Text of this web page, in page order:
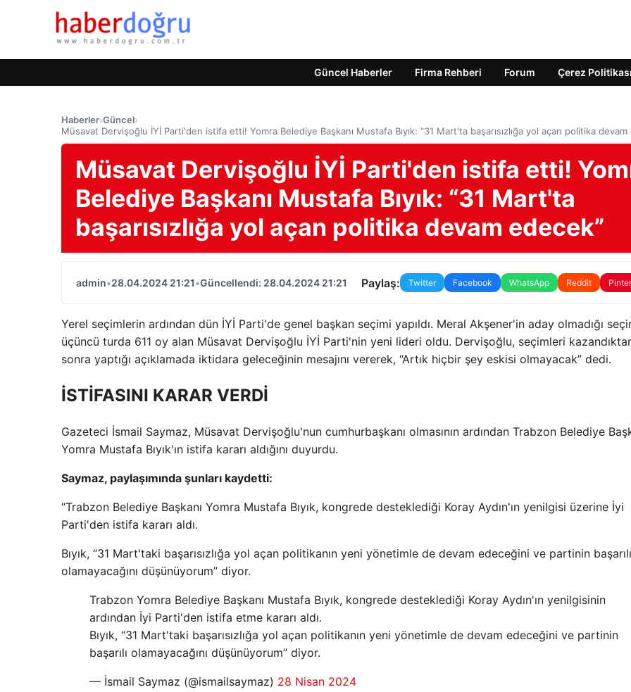
Güncel Haberler Firma Rehberi Forum Çerez Politikası
Haberler›Güncel›
Müsavat Dervişoğlu İYİ Parti'den istifa etti! Yomra Belediye Başkanı Mustafa Bıyık: “31 Mart'ta başarısızlığa yol açan politika devam
Müsavat Dervişoğlu İYİ Parti'den istifa etti!
Belediye Başkanı Mustafa Bıyık: “31 Mart'ta
başarısızlığa yol açan politika devam edecek”
admin•28.04.2024 21:21•Güncellendi: 28.04.2024 21:21 Paylaş: Twitter Facebook WhatsApp Reddit
Yerel seçimlerin ardından dün İYİ Parti'de genel başkan seçimi yapıldı. Meral Akşener'in aday olmadığı
üçüncü turda 611 oy alan Müsavat Dervişoğlu İYİ Parti'nin yeni lideri oldu. Dervişoğlu, seçimleri
sonra yaptığı açıklamada iktidara geleceğinin mesajını vererek, “Artık hiçbir şey eskisi olmayacak” dedi.
İSTİFASINI KARAR VERDİ
Gazeteci İsmail Saymaz, Müsavat Dervişoğlu'nun cumhurbaşkanı olmasının ardından Trabzon Belediye
Yomra Mustafa Bıyık'ın istifa kararı aldığını duyurdu.
Saymaz, paylaşımında şunları kaydetti:
“Trabzon Belediye Başkanı Yomra Mustafa Bıyık, kongrede desteklediği Koray Aydın'ın yenilgisi üzerine İyi
Parti'den istifa kararı aldı.
Bıyık, “31 Mart'taki başarısızlığa yol açan politikanın yeni yönetimle de devam edeceğini ve partinin başarılı
olamayacağını düşünüyorum” diyor.
Trabzon Yomra Belediye Başkanı Mustafa Bıyık, kongrede desteklediği Koray Aydın'ın yenilgisinin
ardından İyi Parti'den istifa etme kararı aldı.
Bıyık, “31 Mart'taki başarısızlığa yol açan politikanın yeni yönetimle de devam edeceğini ve partinin
başarılı olamayacağını düşünüyorum” diyor.
— İsmail Saymaz (@ismailsaymaz) 28 Nisan 2024